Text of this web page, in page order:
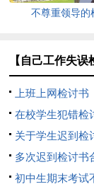
不尊重领导的
【自己工作失误
上班上网检讨书
在校学生犯错检
关于学生迟到检
多次迟到检讨书
初中生期末考试